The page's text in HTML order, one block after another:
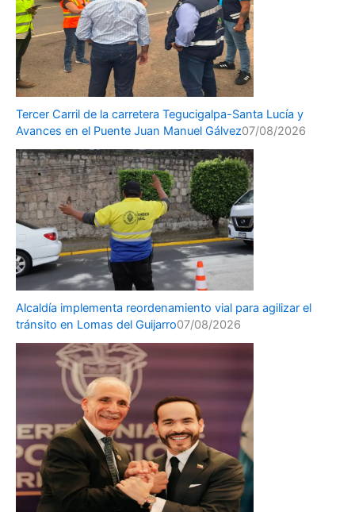
Tercer Carril de la carretera Tegucigalpa-Santa Lucía y
Avances en el Puente Juan Manuel Gálvez07/08/2026
Alcaldía implementa reordenamiento vial para agilizar el
tránsito en Lomas del Guijarro07/08/2026